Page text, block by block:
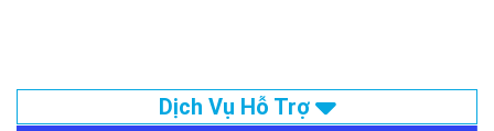
Dịch Vụ Hỗ Trợ